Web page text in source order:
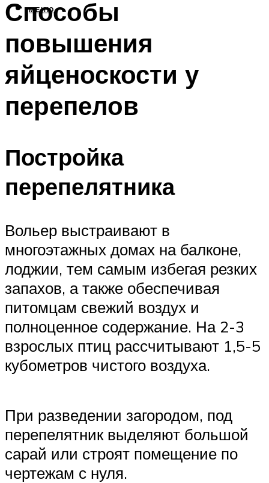
МЕНЮ
Способы
повышения
яйценоскости у
перепелов
Постройка
перепелятника
Вольер выстраивают в
многоэтажных домах на балконе,
лоджии, тем самым избегая резких
запахов, а также обеспечивая
питомцам свежий воздух и
полноценное содержание. На 2-3
взрослых птиц рассчитывают 1,5-5
кубометров чистого воздуха.
При разведении загородом, под
перепелятник выделяют большой
сарай или строят помещение по
чертежам с нуля.